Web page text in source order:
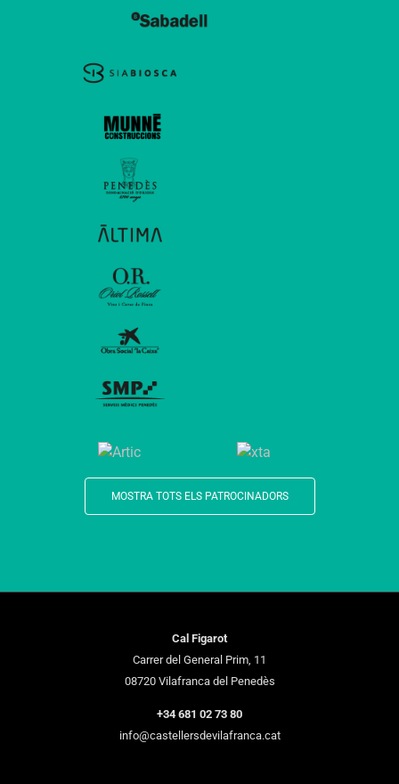
MOSTRA TOTS ELS PATROCINADORS
Cal Figarot
Carrer del General Prim, 11
08720 Vilafranca del Penedès
+34 681 02 73 80
info@castellersdevilafranca.cat